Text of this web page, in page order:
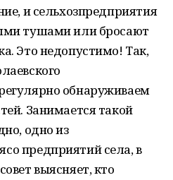
и сельхозпредприятия
тушами или бросают
Это недопустимо! Так,
обнаруживаем
Занимается такой
одно из
предприятий села, в
выясняет, кто